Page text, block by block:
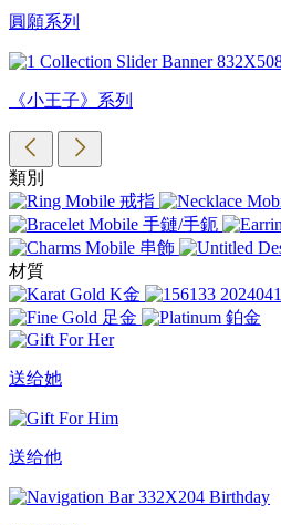
圓願系列
《小王子》系列
類別
戒指
手鏈/手鈪
串飾
材質
K金
足金
鉑金
送给她
送给他